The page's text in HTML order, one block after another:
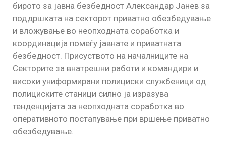
бирото за јавна безбедност Александар Јанев за
поддршката на секторот приватно обезбедување
и вложување во неопходната соработка и
координација помеѓу јавнате и приватната
безбедност. Присуството на началниците на
Секторите за внатрешни работи и командири и
високи униформирани полициски службеници од
полициските станици силно ја изразува
тенденцијата за неопходната соработка во
оперативното постапување при вршење приватно
обезбедување.